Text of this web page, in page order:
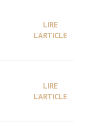
LIRE
L'ARTICLE
LIRE
L'ARTICLE